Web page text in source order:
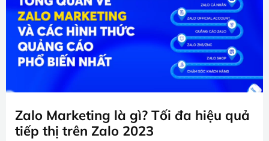
Zalo Marketing là gì? Tối đa hiệu quả
tiếp thị trên Zalo 2023